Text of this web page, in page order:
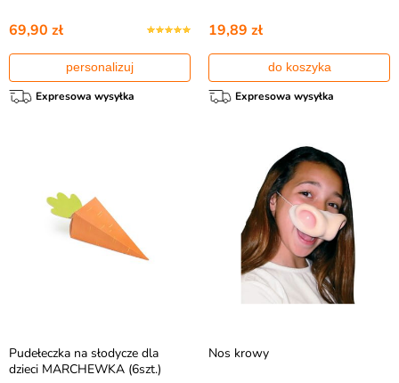
69,90 zł
personalizuj
Expresowa wysyłka
19,89 zł
do koszyka
Expresowa wysyłka
Pudełeczka na słodycze dla
dzieci MARCHEWKA (6szt.)
Nos krowy